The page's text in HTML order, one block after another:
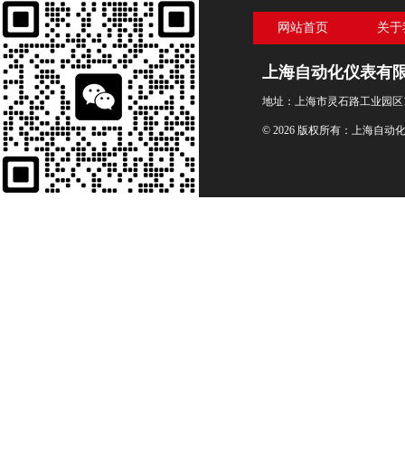
网站首页 关
上海自动化仪表有
地址：上海市灵石路工业园区
© 2026 版权所有：上海自动